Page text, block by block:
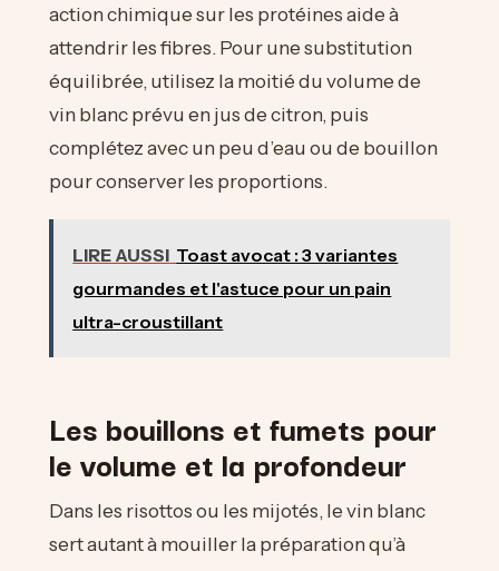
action chimique sur les protéines aide à
attendrir les fibres. Pour une substitution
équilibrée, utilisez la moitié du volume de
vin blanc prévu en jus de citron, puis
complétez avec un peu d’eau ou de bouillon
pour conserver les proportions.
LIRE AUSSI Toast avocat : 3 variantes
gourmandes et l'astuce pour un pain
ultra-croustillant
Les bouillons et fumets pour
le volume et la profondeur
Dans les risottos ou les mijotés, le vin blanc
sert autant à mouiller la préparation qu’à